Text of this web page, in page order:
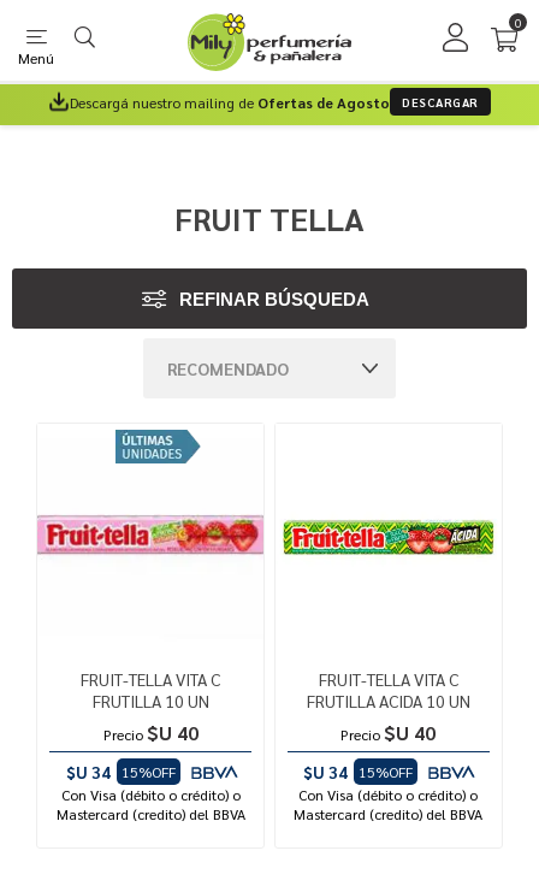
Menú
0
Descargá nuestro mailing de Ofertas de Agosto DESCARGAR
FRUIT TELLA
REFINAR BÚSQUEDA
FRUIT-TELLA VITA C
FRUTILLA 10 UN
Precio $U 40
$U 34
15%OFF
Con Visa (débito o crédito) o
Mastercard (credito) del BBVA
FRUIT-TELLA VITA C
FRUTILLA ACIDA 10 UN
Precio $U 40
$U 34
15%OFF
Con Visa (débito o crédito) o
Mastercard (credito) del BBVA